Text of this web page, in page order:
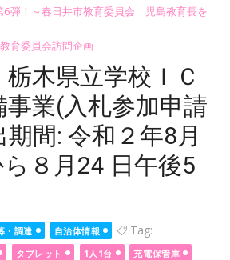
6弾！～春日井市教育委員会 児島教育長を
育委員会訪問企画
栃木県立学校ＩＣ
事業(入札参加申請
間: 令和２年8月
８月24 日午後5
・調達 自治体情報 Tag:
タブレット 1人1台
充電保管庫